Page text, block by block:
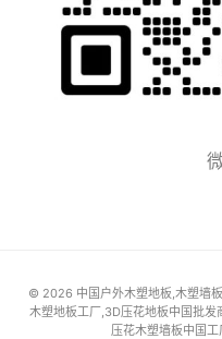
© 2026 中国户外木塑地板,木塑墙
木塑地板工厂,3D压花地板中国批发
压花木塑墙板中国工